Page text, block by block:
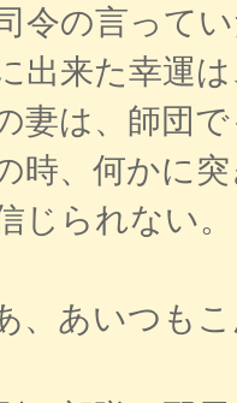
令の言って
来た幸運は
妻は、師団
、何かに突
じられない。
あいつもこ